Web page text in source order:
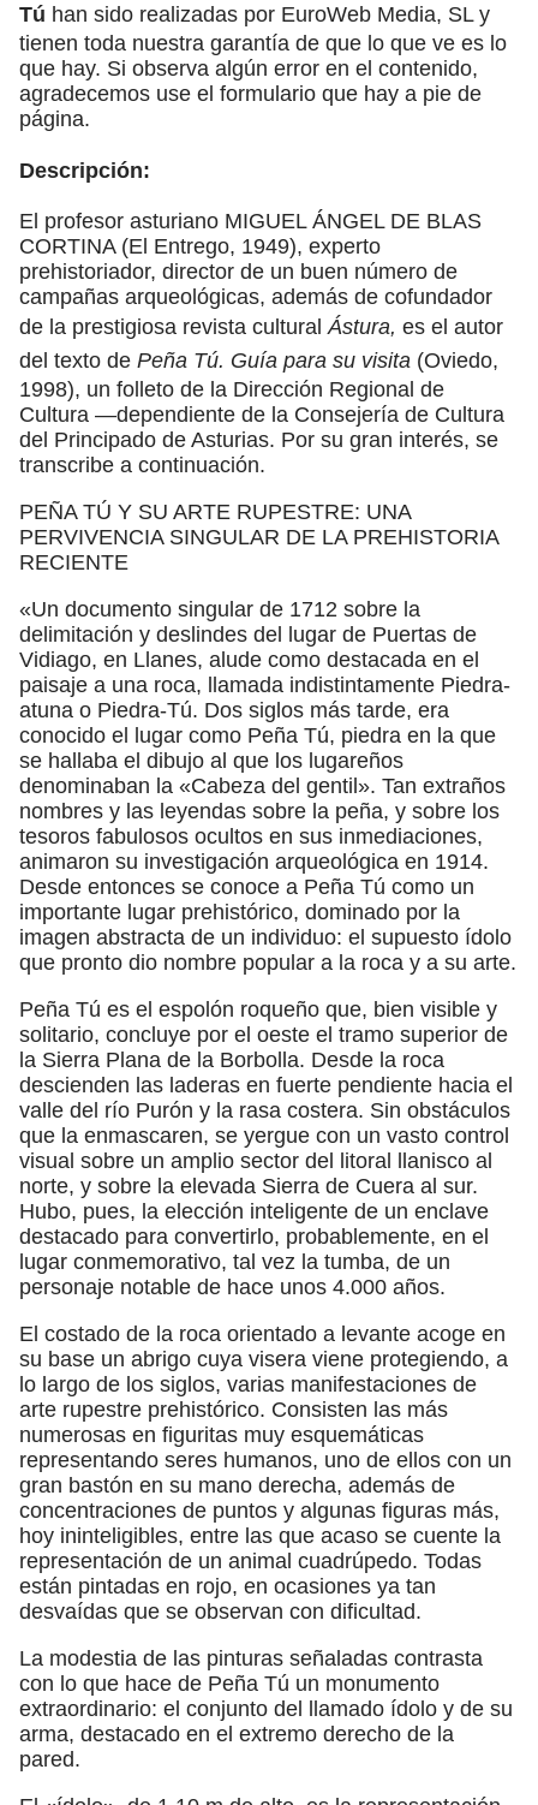
Tú han sido realizadas por EuroWeb Media, SL y
tienen toda nuestra garantía de que lo que ve es lo
que hay. Si observa algún error en el contenido,
agradecemos use el formulario que hay a pie de
página.
Descripción:
El profesor asturiano MIGUEL ÁNGEL DE BLAS
CORTINA (El Entrego, 1949), experto
prehistoriador, director de un buen número de
campañas arqueológicas, además de cofundador
de la prestigiosa revista cultural Ástura, es el autor
del texto de Peña Tú. Guía para su visita (Oviedo,
1998), un folleto de la Dirección Regional de
Cultura —dependiente de la Consejería de Cultura
del Principado de Asturias. Por su gran interés, se
transcribe a continuación.
PEÑA TÚ Y SU ARTE RUPESTRE: UNA
PERVIVENCIA SINGULAR DE LA PREHISTORIA
RECIENTE
«Un documento singular de 1712 sobre la
delimitación y deslindes del lugar de Puertas de
Vidiago, en Llanes, alude como destacada en el
paisaje a una roca, llamada indistintamente Piedra-
atuna o Piedra-Tú. Dos siglos más tarde, era
conocido el lugar como Peña Tú, piedra en la que
se hallaba el dibujo al que los lugareños
denominaban la «Cabeza del gentil». Tan extraños
nombres y las leyendas sobre la peña, y sobre los
tesoros fabulosos ocultos en sus inmediaciones,
animaron su investigación arqueológica en 1914.
Desde entonces se conoce a Peña Tú como un
importante lugar prehistórico, dominado por la
imagen abstracta de un individuo: el supuesto ídolo
que pronto dio nombre popular a la roca y a su arte.
Peña Tú es el espolón roqueño que, bien visible y
solitario, concluye por el oeste el tramo superior de
la Sierra Plana de la Borbolla. Desde la roca
descienden las laderas en fuerte pendiente hacia el
valle del río Purón y la rasa costera. Sin obstáculos
que la enmascaren, se yergue con un vasto control
visual sobre un amplio sector del litoral llanisco al
norte, y sobre la elevada Sierra de Cuera al sur.
Hubo, pues, la elección inteligente de un enclave
destacado para convertirlo, probablemente, en el
lugar conmemorativo, tal vez la tumba, de un
personaje notable de hace unos 4.000 años.
El costado de la roca orientado a levante acoge en
su base un abrigo cuya visera viene protegiendo, a
lo largo de los siglos, varias manifestaciones de
arte rupestre prehistórico. Consisten las más
numerosas en figuritas muy esquemáticas
representando seres humanos, uno de ellos con un
gran bastón en su mano derecha, además de
concentraciones de puntos y algunas figuras más,
hoy ininteligibles, entre las que acaso se cuente la
representación de un animal cuadrúpedo. Todas
están pintadas en rojo, en ocasiones ya tan
desvaídas que se observan con dificultad.
La modestia de las pinturas señaladas contrasta
con lo que hace de Peña Tú un monumento
extraordinario: el conjunto del llamado ídolo y de su
arma, destacado en el extremo derecho de la
pared.